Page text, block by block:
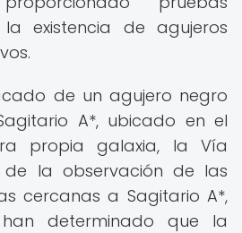
existencia de agujeros
de un agujero negro
A*, ubicado en el
propia galaxia, la Vía
de la observación de las
cercanas a Sagitario A*,
determinado que la